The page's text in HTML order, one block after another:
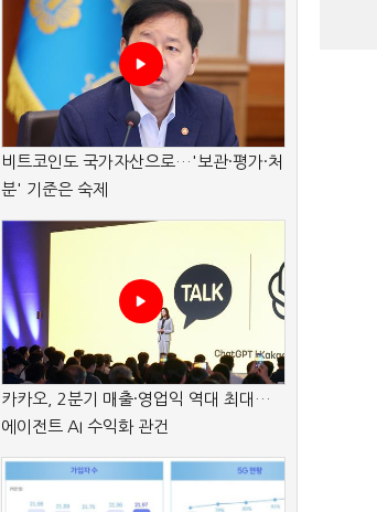
비트코인도 국가자산으로…'보관·평가·처
분' 기준은 숙제
카카오, 2분기 매출·영업익 역대 최대…
에이전트 AI 수익화 관건